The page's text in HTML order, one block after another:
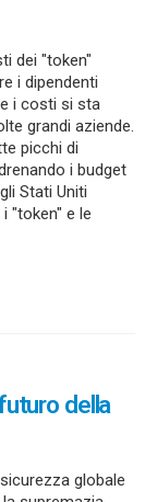
dei "token"
i dipendenti
i costi si sta
grandi aziende.
picchi di
i budget
Stati Uniti
"token" e le
della
globale